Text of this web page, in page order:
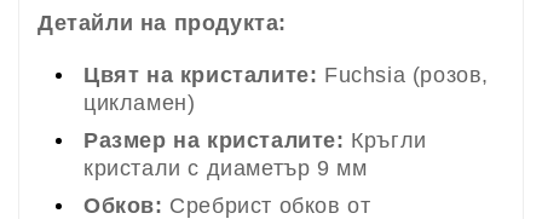
Детайли на продукта:
Цвят на кристалите: Fuchsia (розов,
цикламен)
Размер на кристалите: Кръгли
кристали с диаметър 9 мм
Обков: Сребрист обков от